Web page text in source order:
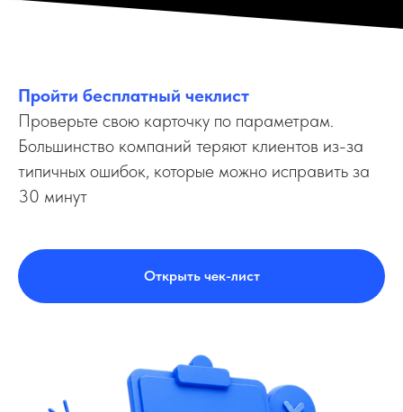
Пройти бесплатный чеклист
Проверьте свою карточку по параметрам.
Большинство компаний теряют клиентов из-за
типичных ошибок, которые можно исправить за
30 минут
Открыть чек-лист